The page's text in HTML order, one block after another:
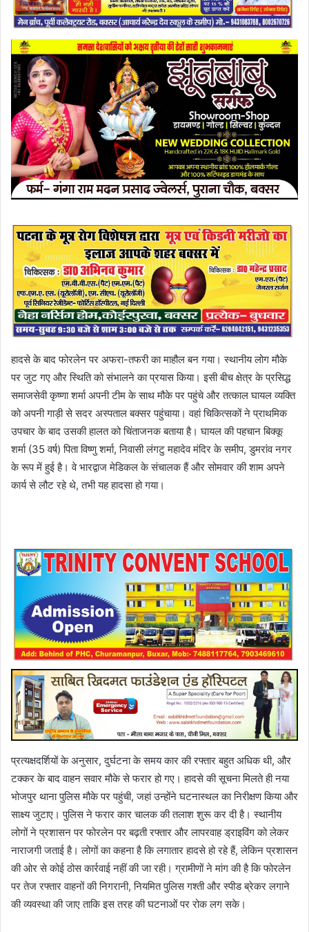
हादसे के बाद फोरलेन पर अफरा-तफरी का माहौल बन गया। स्थानीय लोग मौके
पर जुट गए और स्थिति को संभालने का प्रयास किया। इसी बीच क्षेत्र के प्रसिद्ध
समाजसेवी कृष्णा शर्मा अपनी टीम के साथ मौके पर पहुंचे और तत्काल घायल व्यक्ति
को अपनी गाड़ी से सदर अस्पताल बक्सर पहुंचाया। वहां चिकित्सकों ने प्राथमिक
उपचार के बाद उसकी हालत को चिंताजनक बताया है। घायल की पहचान बिक्कू
शर्मा (35 वर्ष) पिता विष्णु शर्मा, निवासी लंगटु महादेव मंदिर के समीप, डुमरांव नगर
के रूप में हुई है। वे भारद्वाज मेडिकल के संचालक हैं और सोमवार की शाम अपने
कार्य से लौट रहे थे, तभी यह हादसा हो गया।
प्रत्यक्षदर्शियों के अनुसार, दुर्घटना के समय कार की रफ्तार बहुत अधिक थी, और
टक्कर के बाद वाहन सवार मौके से फरार हो गए। हादसे की सूचना मिलते ही नया
भोजपुर थाना पुलिस मौके पर पहुंची, जहां उन्होंने घटनास्थल का निरीक्षण किया और
साक्ष्य जुटाए। पुलिस ने फरार कार चालक की तलाश शुरू कर दी है। स्थानीय
लोगों ने प्रशासन पर फोरलेन पर बढ़ती रफ्तार और लापरवाह ड्राइविंग को लेकर
नाराजगी जताई है। लोगों का कहना है कि लगातार हादसे हो रहे हैं, लेकिन प्रशासन
की ओर से कोई ठोस कार्रवाई नहीं की जा रही। ग्रामीणों ने मांग की है कि फोरलेन
पर तेज रफ्तार वाहनों की निगरानी, नियमित पुलिस गश्ती और स्पीड ब्रेकर लगाने
की व्यवस्था की जाए ताकि इस तरह की घटनाओं पर रोक लग सके।